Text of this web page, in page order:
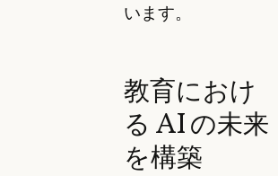
います。
教育におけ
る AI の未来
を構築